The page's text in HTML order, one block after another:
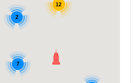
12
2
7